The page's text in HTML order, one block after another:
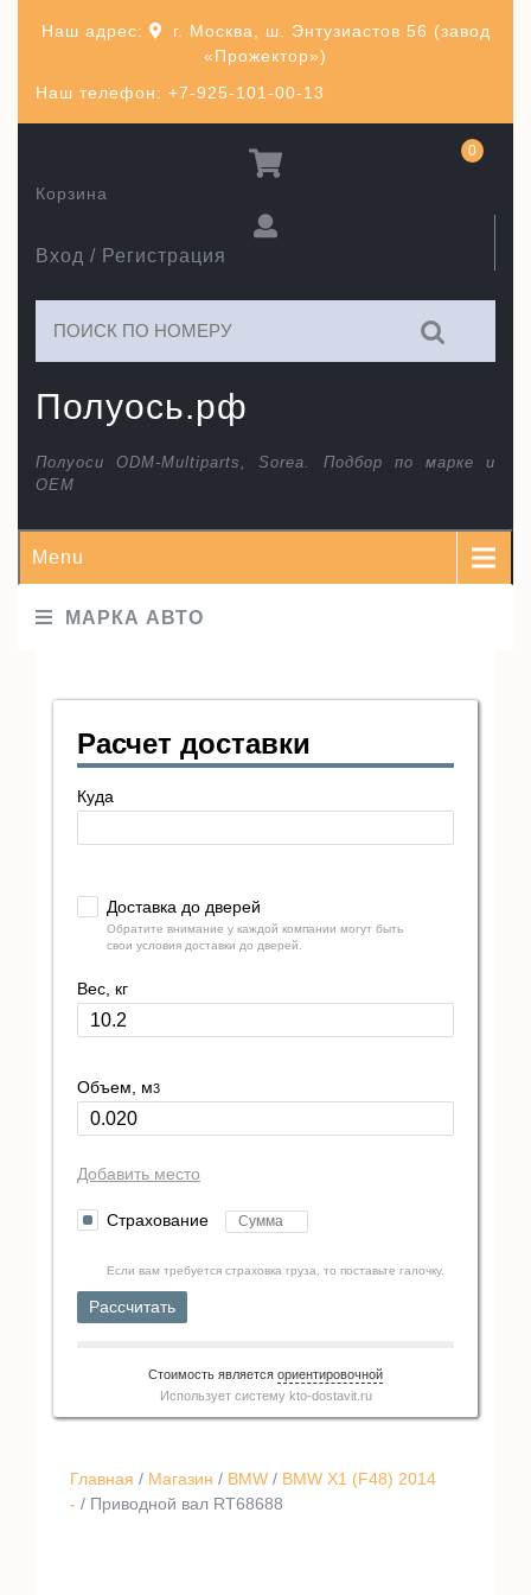
Наш телефон: +7-925-101-00-13
Наш адрес:
г. Москва, ш. Энтузиастов 56 (завод
«Прожектор»)
Полуось.рф
Полуоси ODM-Multiparts, Sorea. Подбор по марке и
ОЕМ
Вход / Регистрация
Корзина
0
Menu
МАРКА АВТО
Главная / Магазин / BMW / BMW X1 (F48) 2014
- / Приводной вал RT68688
Расчет доставки
Куда
Доставка до дверей
Обратите внимание у каждой компании могут быть
свои условия доставки до дверей.
Вес, кг
Объем, м3
Добавить место
Страхование
Если вам требуется страховка груза, то поставьте галочку.
Рассчитать
Стоимость является ориентировочной
Использует систему kto-dostavit.ru